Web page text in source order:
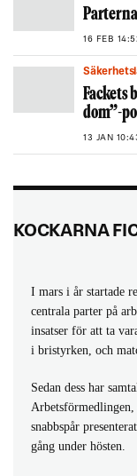
16 FEB
Fackets
dom”-
13 JAN
KOCKARNA
I mars i år startade
centrala parter på
insatser för att ta
i bristyrken, och
Sedan dess har
snabbspår
gång under hösten.